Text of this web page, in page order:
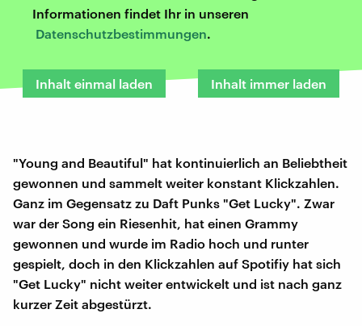
Informationen findet Ihr in unseren
Datenschutzbestimmungen.
Inhalt einmal laden Inhalt immer laden
"Young and Beautiful" hat kontinuierlich an Beliebtheit
gewonnen und sammelt weiter konstant Klickzahlen.
Ganz im Gegensatz zu Daft Punks "Get Lucky". Zwar
war der Song ein Riesenhit, hat einen Grammy
gewonnen und wurde im Radio hoch und runter
gespielt, doch in den Klickzahlen auf Spotifiy hat sich
"Get Lucky" nicht weiter entwickelt und ist nach ganz
kurzer Zeit abgestürzt.